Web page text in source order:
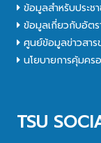
ข้อมูลสำหรับประช
ข้อมูลเกี่ยวกับอัตร
ศูนย์ข้อมูลข่าวสา
นโยบายการคุ้มค
TSU